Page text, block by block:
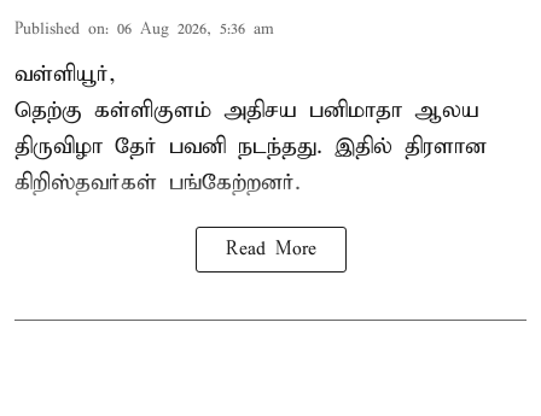
Published on: 06 Aug 2026, 5:36 am
வள்ளியூர்,
தெற்கு கள்ளிகுளம் அதிசய பனிமாதா ஆலய
திருவிழா தேர் பவனி நடந்தது. இதில் திரளான
கிறிஸ்தவர்கள் பங்கேற்றனர்.
Read More